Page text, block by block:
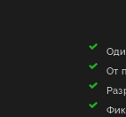
От